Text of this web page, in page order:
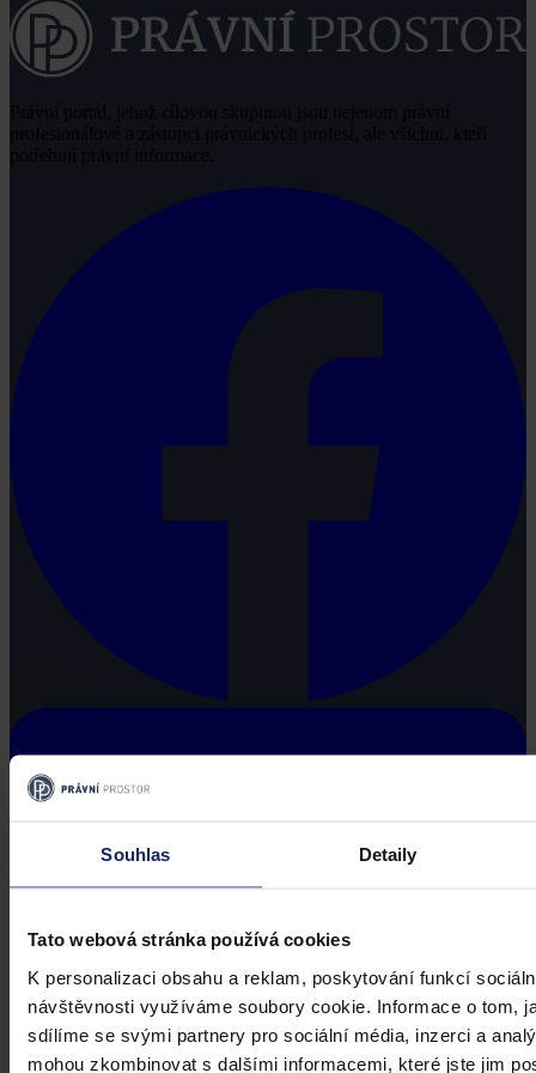
Souhlas Detaily
Tato webová stránka používá cookies
K personalizaci obsahu a reklam, poskytování funkcí
návštěvnosti využíváme soubory cookie. Informace o tom,
sdílíme se svými partnery pro sociální média, inzerci a
mohou zkombinovat s dalšími informacemi, které jste jim